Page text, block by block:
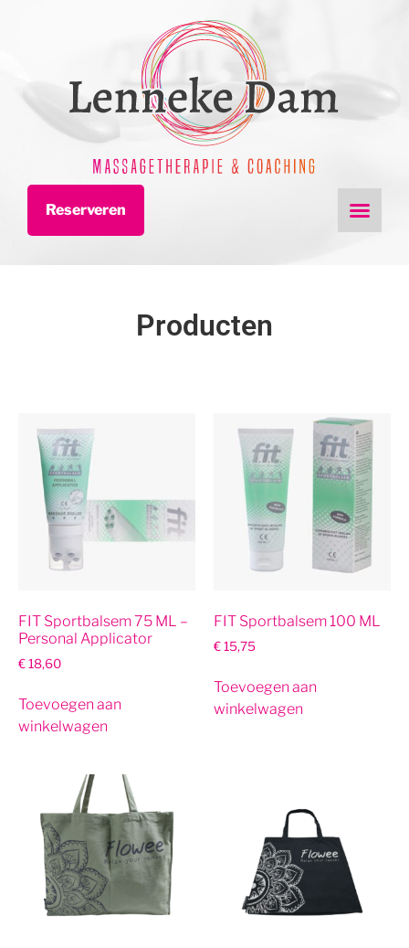
Reserveren
Producten
FIT Sportbalsem 75 ML –
Personal Applicator
€18,60
Toevoegen aan
winkelwagen
FIT Sportbalsem 100 ML
€15,75
Toevoegen aan
winkelwagen